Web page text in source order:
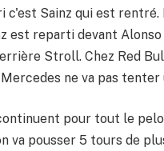
c'est Sainz qui est rentré.
est reparti devant
Stroll. Chez Red
ne va pas
pour tout le
va pousser 5 tours de